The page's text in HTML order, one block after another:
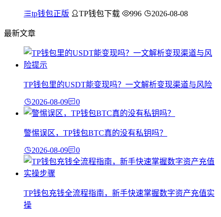
tp钱包正版 TP钱包下载 996 2026-08-08
最新文章
TP钱包里的USDT能变现吗？一文解析变现渠道与风险
2026-08-09 0
警惕误区，TP钱包BTC真的没有私钥吗？
2026-08-09 0
TP钱包充钱全流程指南，新手快速掌握数字资产充值实
操